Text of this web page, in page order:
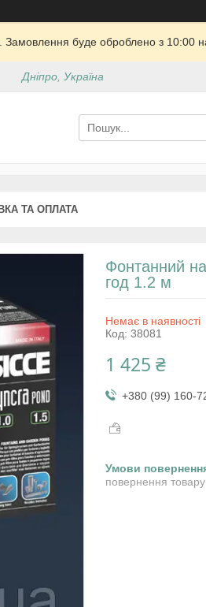
Замовлення буде оброблено з 10:00
Дніпро, Україна
ТА ОПЛАТА
Фонтанний
год 1.2 м
Немає в наявності
Код: 38081
1 425 ₴
+380 (99) 160-
повернення